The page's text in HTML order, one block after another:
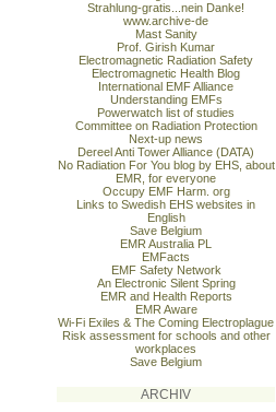
Strahlung-gratis...nein Danke!
www.archive-de
Mast Sanity
Prof. Girish Kumar
Electromagnetic Radiation Safety
Electromagnetic Health Blog
International EMF Alliance
Understanding EMFs
Powerwatch list of studies
Committee on Radiation Protection
Next-up news
Dereel Anti Tower Alliance (DATA)
No Radiation For You blog by EHS, about
EMR, for everyone
Occupy EMF Harm. org
Links to Swedish EHS websites in
English
Save Belgium
EMR Australia PL
EMFacts
EMF Safety Network
An Electronic Silent Spring
EMR and Health Reports
EMR Aware
Wi-Fi Exiles & The Coming Electroplague
Risk assessment for schools and other
workplaces
Save Belgium
ARCHIV